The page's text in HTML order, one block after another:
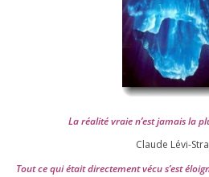
La réa­lité vraie n’est jamais la
Claude Lévi-
Tout ce qui était direc­te­ment vécu s’est